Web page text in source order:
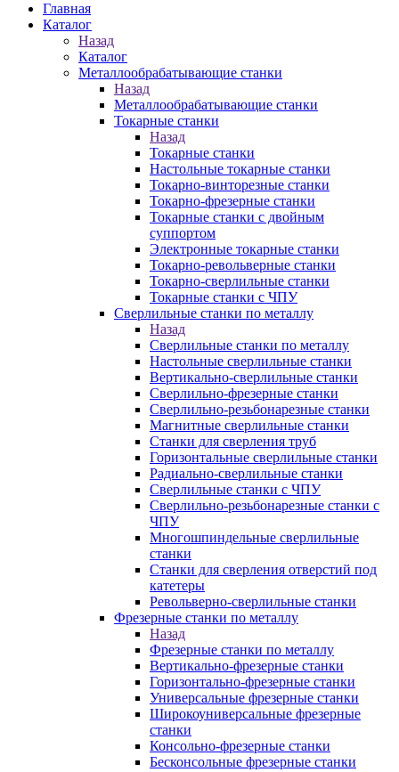
Главная
Каталог
Назад
Каталог
Металлообрабатывающие станки
Назад
Металлообрабатывающие станки
Токарные станки
Назад
Токарные станки
Настольные токарные станки
Токарно-винторезные станки
Токарно-фрезерные станки
Токарные станки с двойным
суппортом
Электронные токарные станки
Токарно-револьверные станки
Токарно-сверлильные станки
Токарные станки с ЧПУ
Сверлильные станки по металлу
Назад
Сверлильные станки по металлу
Настольные сверлильные станки
Вертикально-сверлильные станки
Сверлильно-фрезерные станки
Сверлильно-резьбонарезные станки
Магнитные сверлильные станки
Станки для сверления труб
Горизонтальные сверлильные станки
Радиально-сверлильные станки
Сверлильные станки с ЧПУ
Сверлильно-резьбонарезные станки с
ЧПУ
Многошпиндельные сверлильные
станки
Станки для сверления отверстий под
катетеры
Револьверно-сверлильные станки
Фрезерные станки по металлу
Назад
Фрезерные станки по металлу
Вертикально-фрезерные станки
Горизонтально-фрезерные станки
Универсальные фрезерные станки
Широкоуниверсальные фрезерные
станки
Консольно-фрезерные станки
Бесконсольные фрезерные станки